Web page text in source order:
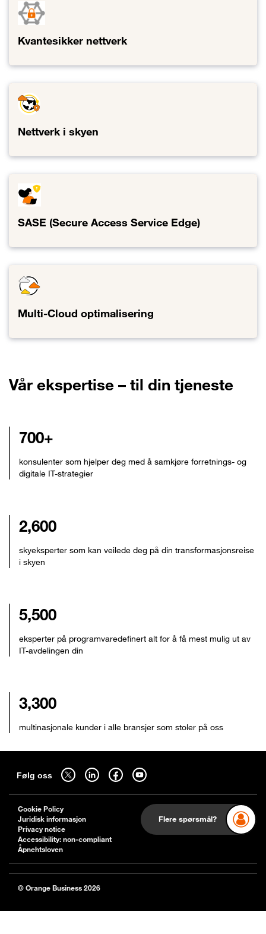
Kvantesikker nettverk
Nettverk i skyen
SASE (Secure Access Service Edge)
Multi-Cloud optimalisering
Vår ekspertise – til din tjeneste
700+
konsulenter som hjelper deg med å samkjøre forretnings- og
digitale IT-strategier
2,600
skyeksperter som kan veilede deg på din transformasjonsreise
i skyen
5,500
eksperter på programvaredefinert alt for å få mest mulig ut av
IT-avdelingen din
3,300
multinasjonale kunder i alle bransjer som stoler på oss
Flere spørsmål?
Følg oss
Følg oss på twitter - åpnes i en ny fane
Følg oss på linkedin - åpnes i en ny fane
Følg oss på facebook - åpnes i en ny fane
Følg oss på youtube - åpnes i en ny fane
Cookie Policy
Juridisk informasjon
Privacy notice
Accessibility: non-compliant
Åpnehtsloven
© Orange Business 2026